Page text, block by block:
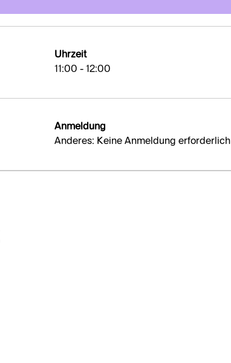
Uhrzeit
11:00 - 12:00
Anmeldung
Anderes: Keine Anmeldung erforderlich